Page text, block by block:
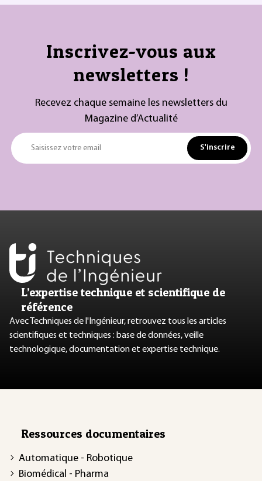
Inscrivez-vous aux
newsletters !
Recevez chaque semaine les newsletters du
Magazine d’Actualité
Saisissez votre email S'inscrire
L’expertise technique et scientifique de
référence
Avec Techniques de l'Ingénieur, retrouvez tous les articles
scientifiques et techniques : base de données, veille
technologique, documentation et expertise technique.
Ressources documentaires
Automatique - Robotique
Biomédical - Pharma